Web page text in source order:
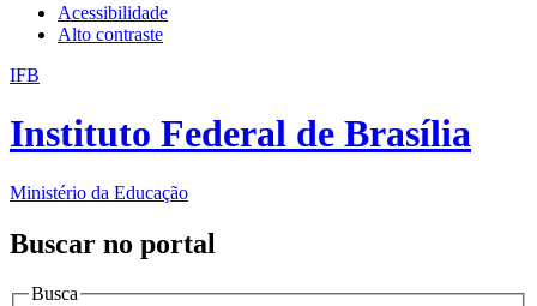
Acessibilidade
Alto contraste
IFB
Instituto Federal de Brasília
Ministério da Educação
Buscar no portal
Busca